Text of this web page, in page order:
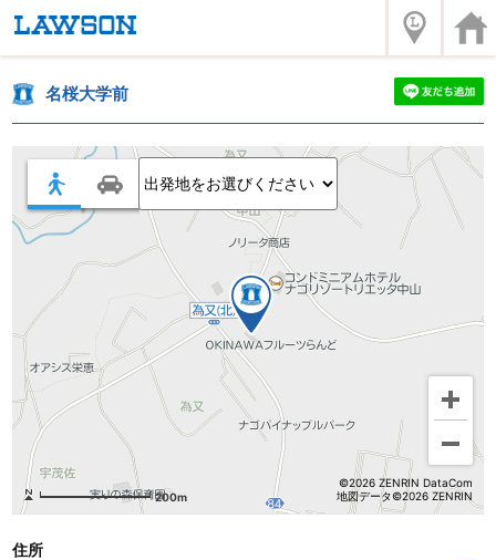
名桜大学前
200m
©2026 ZENRIN DataCom
地図データ©2026 ZENRIN
住所